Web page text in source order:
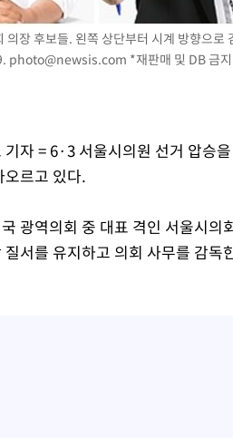
의장 후보들. 왼쪽 상단부터 시계 방향으
photo@newsis.com *재판매 및 DB 금지
자 = 6·3 서울시의원 선거 압승
오르고 있다.
광역의회 중 대표 격인 서울시
서를 유지하고 의회 사무를 감독